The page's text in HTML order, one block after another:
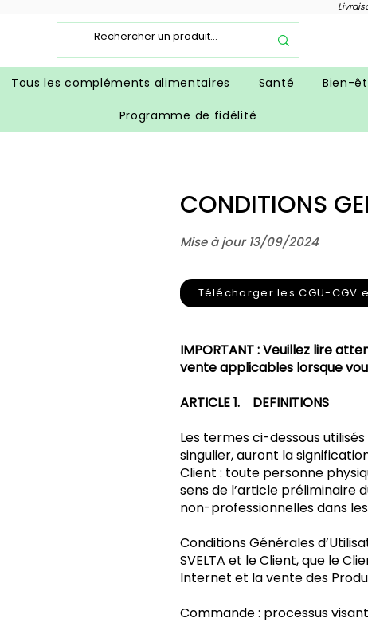
Tous les compléments alimentaires Santé Bien-
Programme de fidélité
CONDITIONS
Mise à jour 13/09/2024
Télécharger les CGU-CGV
IMPORTANT : Veuillez lire
vente applicables lorsque
ARTICLE 1. DEFINITIONS
Les termes ci-dessous
singulier, auront la
Client : toute personne
sens de l’article préliminaire
non-professionnelles dans
Conditions Générales
SVELTA et le Client, que le
Internet et la vente des
Commande : processus